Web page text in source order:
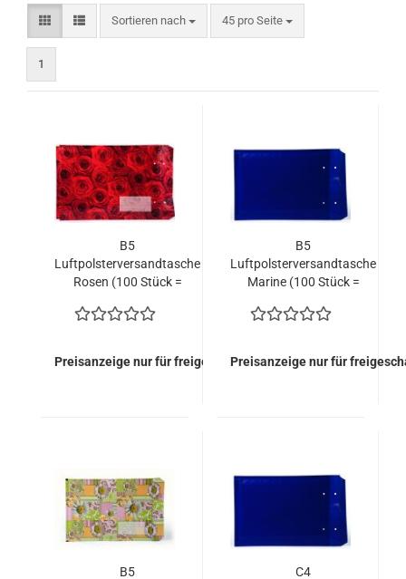
Sortieren nach
Sortieren nach 45 pro Seite
pro Seite
1
B5
Luftpolsterversandtasche
Rosen (100 Stück =
Preisanzeige nur für freigeschaltete Kunden
B5
Luftpolsterversandtasche
Marine (100 Stück =
Preisanzeige nur für
B5
C4